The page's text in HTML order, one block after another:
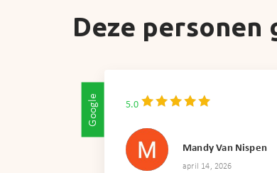
Deze personen
Google 5.0
Mandy Van Nispen
april 14, 2026